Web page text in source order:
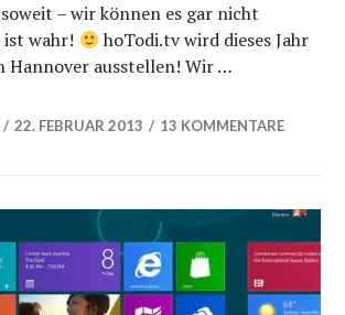
– wir können es gar nicht
ist wahr!
hoTodi.tv wird dieses Jahr
Hannover ausstellen! Wir …
CeBIT 2013 – Wir wollen EUCH
22. FEBRUAR 2013 13 KOMMENTARE